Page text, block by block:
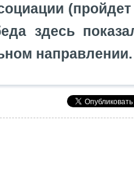
здесь
направлении.